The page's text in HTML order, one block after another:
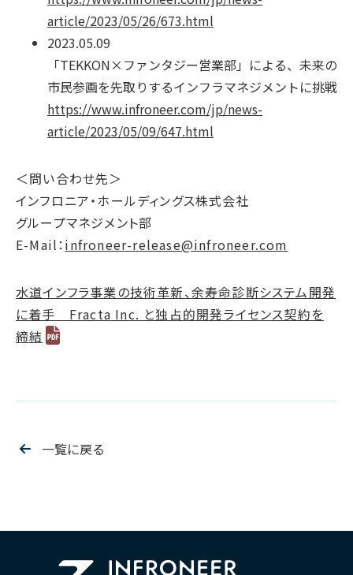
article/2023/05/26/673.html
2023.05.09
「TEKKON×ファンタジー営業部」による、未来の
市民参画を先取りするインフラマネジメントに挑戦
https://www.infroneer.com/jp/news-
article/2023/05/09/647.html
＜問い合わせ先＞
インフロニア・ホールディングス株式会社
グループマネジメント部
E-Mail：infroneer-release@infroneer.com
水道インフラ事業の技術革新、余寿命診断システム開発
に着手 Fracta Inc. と独占的開発ライセンス契約を
締結
一覧に戻る